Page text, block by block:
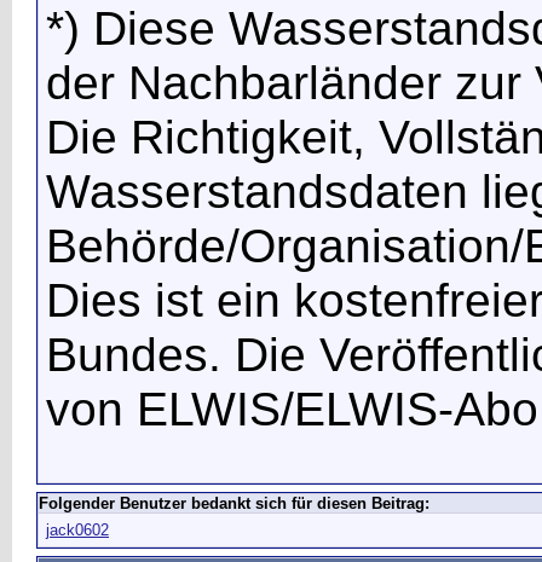
*) Diese
der Nachbarländer
Die Richtigkeit,
Wasserstandsdaten
Behörde/Organisation/
Dies ist ein
Bundes. Die
von ELWIS/ELWIS-
Folgender Benutzer bedankt sich für diesen Beitrag:
jack0602